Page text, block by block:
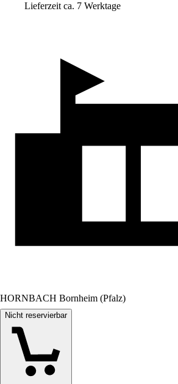
Lieferzeit ca. 7 Werktage
HORNBACH Bornheim (Pfalz)
Nicht reservierbar